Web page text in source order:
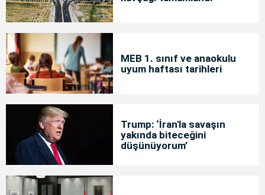
MEB 1. sınıf ve anaokulu
uyum haftası tarihleri
Trump: ‘İran'la savaşın
yakında biteceğini
düşünüyorum’